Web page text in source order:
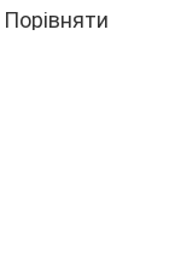
Порівняти